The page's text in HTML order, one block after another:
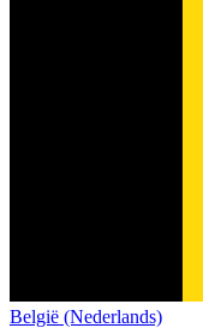
België (Nederlands)